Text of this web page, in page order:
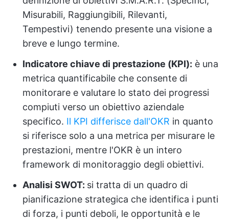
Misurabili, Raggiungibili, Rilevanti,
Tempestivi) tenendo presente una visione a
breve e lungo termine.
Indicatore chiave di prestazione (KPI): è una
metrica quantificabile che consente di
monitorare e valutare lo stato dei progressi
compiuti verso un obiettivo aziendale
specifico. Il KPI differisce dall'OKR in quanto
si riferisce solo a una metrica per misurare le
prestazioni, mentre l'OKR è un intero
framework di monitoraggio degli obiettivi.
Analisi SWOT: si tratta di un quadro di
pianificazione strategica che identifica i punti
di forza, i punti deboli, le opportunità e le